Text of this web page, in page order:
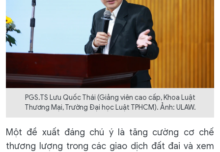
PGS.TS Lưu Quốc Thái (Giảng viên cao cấp, Khoa Luật
Thương Mại, Trường Đại học Luật TPHCM). Ảnh: ULAW.
Một đề xuất đáng chú ý là tăng cường cơ chế
thương lượng trong các giao dịch đất đai và xem